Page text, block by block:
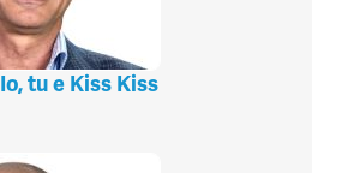
Io, tu e Kiss Kiss